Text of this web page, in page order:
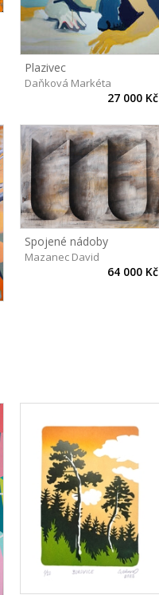
Plazivec
Daňková Markéta
27 000 Kč
Spojené nádoby
Mazanec David
64 000 Kč